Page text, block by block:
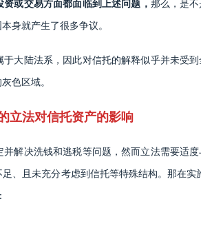
身就产生了很多争议。
大陆法系，因此对信托的解释似乎并未受
色区域。
立法对信托资产的影响
解决洗钱和逃税等问题，然而立法需要适
、且未充分考虑到信托等特殊结构。那在实